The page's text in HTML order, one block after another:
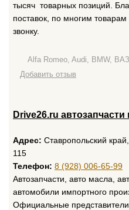
тысяч товарных позиций.
поставок, по многим
звонку.
Alfa Romeo, Audi, BMW,
Добавить отзыв
Drive26.ru
Адрес: Ставропольский
115
Телефон: 8 (928) 006-65-99
Автозапчасти, авто масла,
автомобили импортного
Официальные представители